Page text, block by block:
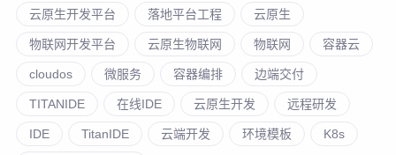
云原生开发平台 落地平台工程 云原生
物联网开发平台 云原生物联网 物联网 容器云
cloudos 微服务 容器编排 边端交付
TITANIDE 在线IDE 云原生开发 远程研发
IDE TitanIDE 云端开发 环境模板 K8s